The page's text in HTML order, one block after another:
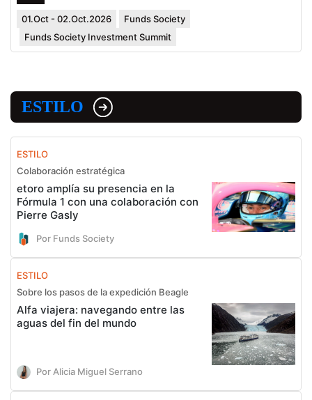
01.Oct - 02.Oct.2026
Funds Society
Funds Society Investment Summit
ESTILO
ESTILO
Colaboración estratégica
etoro amplía su presencia en la
Fórmula 1 con una colaboración con
Pierre Gasly
Por Funds Society
ESTILO
Sobre los pasos de la expedición Beagle
Alfa viajera: navegando entre las
aguas del fin del mundo
Por Alicia Miguel Serrano